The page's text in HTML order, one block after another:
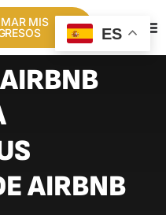
MIS
AIRBNB
ES